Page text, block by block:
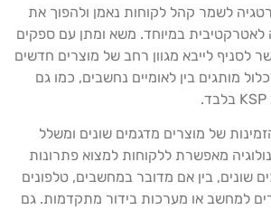
לשמר קהל לקוחות נאמן ולהפוך את
לאטרקטיבית במיוחד. משא ומתן עם ספקים
לסניף לייבא מגוון רחב של מוצרים חדשים
מותגים בין לאומיים נחשבים, כמו גם
של מוצרים מדגמים שונים ומשלל
מאפשרת ללקוחות למצוא פתרונות
שונים, בין אם מדובר במחשבים, טלפונים
למחשב או מערכות בידור מתקדמות. גם